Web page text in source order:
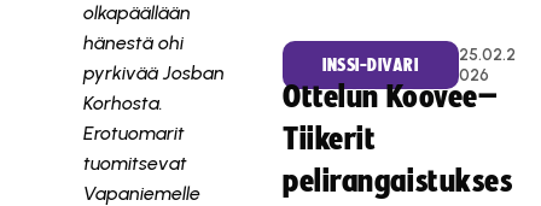
olkapäällään
hänestä ohi
pyrkivää Josban
Korhosta.
Erotuomarit
tuomitsevat
Vapaniemelle
INSSI-DIVARI
25.02.2
026
Ottelun Koovee–
Tiikerit
pelirangaistukses